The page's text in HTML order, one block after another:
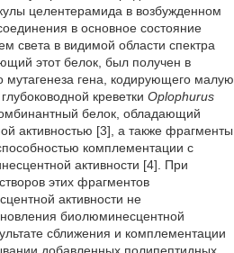
целентерамида в возбужденном
в основное состояние
света в видимой области спектра
этот белок, был получен в
мутагенеза гена, кодирующего малую
креветки Oplophurus
белок, обладающий
активностью [3], а также фрагменты
комплементации с
активности [4]. При
этих фрагментов
активности не
биолюминесцентной
сближения и комплементации